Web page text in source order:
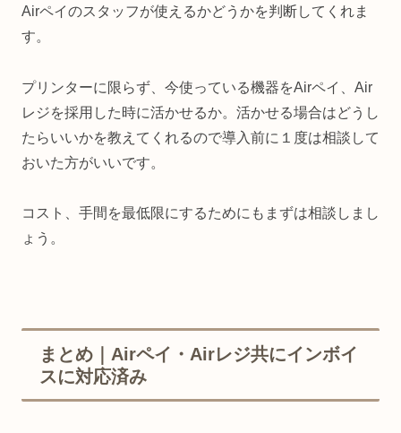
Airペイのスタッフが使えるかどうかを判断してくれま
す。
プリンターに限らず、今使っている機器をAirペイ、Air
レジを採用した時に活かせるか。活かせる場合はどうし
たらいいかを教えてくれるので導入前に１度は相談して
おいた方がいいです。
コスト、手間を最低限にするためにもまずは相談しまし
ょう。
まとめ｜Airペイ・Airレジ共にインボイ
スに対応済み